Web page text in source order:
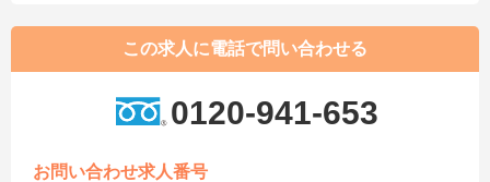
この求人に電話で問い合わせる
0120-941-653
お問い合わせ求人番号